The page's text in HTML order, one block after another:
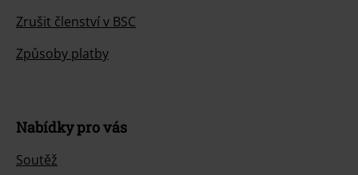
Zrušit členství v BSC
Způsoby platby
Nabídky pro vás
Soutěž